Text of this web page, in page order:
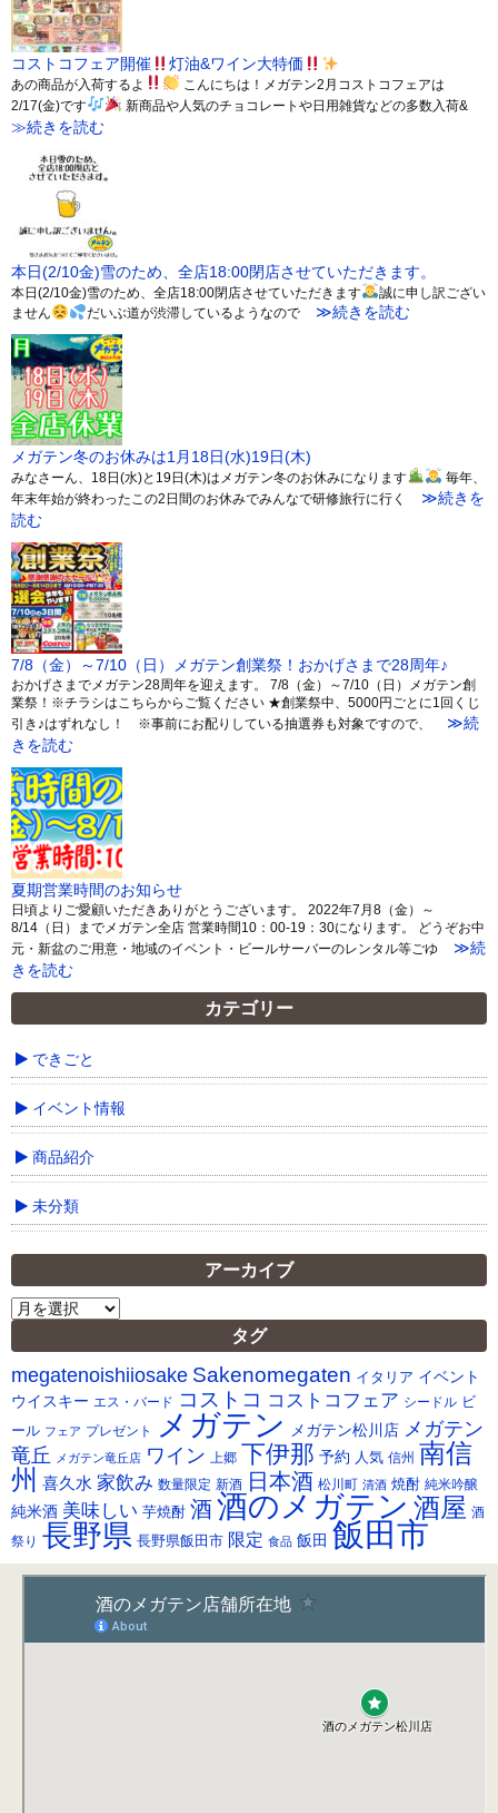
コストコフェア開催 灯油&ワイン大特価
あの商品が入荷するよ
こんにちは！メガテン2月コストコフェアは
2/17(金)です
新商品や人気のチョコレートや日用雑貨などの多数入荷&
≫続きを読む
本日(2/10金)雪のため、全店18:00閉店させていただきます。
本日(2/10金)雪のため、全店18:00閉店させていただきます
誠に申し訳ござい
ません
だいぶ道が渋滞しているようなので≫続きを読む
メガテン冬のお休みは1月18日(水)19日(木)
みなさーん、18日(水)と19日(木)はメガテン冬のお休みになります
毎年、
年末年始が終わったこの2日間のお休みでみんなで研修旅行に行く
≫続きを
読む
7/8（金）～7/10（日）メガテン創業祭！おかげさまで28周年♪
おかげさまでメガテン28周年を迎えます。 7/8（金）～7/10（日）メガテン創
業祭！※チラシはこちらからご覧ください ★創業祭中、5000円ごとに1回くじ
引き♪はずれなし！ ※事前にお配りしている抽選券も対象ですので、
≫続
きを読む
夏期営業時間のお知らせ
日頃よりご愛顧いただきありがとうございます。 2022年7月8（金）～
8/14（日）までメガテン全店 営業時間10：00-19：30になります。 どうぞお中
元・新盆のご用意・地域のイベント・ビールサーバーのレンタル等ごゆ
≫続
きを読む
カテゴリー
できごと
イベント情報
商品紹介
未分類
アーカイブ
ア
カ
イ
ブ
タグ
megatenoishiiosake Sakenomegaten イタリア イベント
ウイスキー エス・バード コストコ コストコフェア シードル ビ
ール フェア プレゼント メガテン メガテン松川店 メガテン
竜丘
メガテン竜丘店 ワイン 上郷 下伊那 予約 人気 信州 南信
州 喜久水 家飲み 数量限定 新酒 日本酒 松川町 清酒 焼酎 純米吟醸
純米酒 美味しい 芋焼酎 酒酒のメガテン 酒屋 酒
祭り 長野県 長野県飯田市 限定 食品 飯田 飯田市